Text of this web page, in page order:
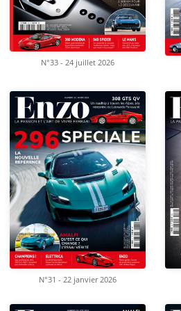
N°33 - 24 juillet 2026
N°31 - 22 janvier 2026